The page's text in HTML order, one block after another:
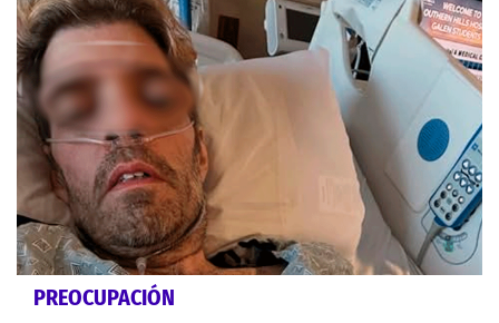
PREOCUPACIÓN